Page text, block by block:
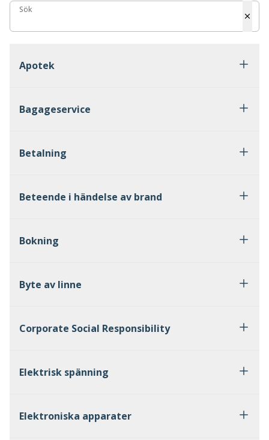
SökSök
Apotek
Bagageservice
Betalning
Beteende i händelse av brand
Bokning
Byte av linne
Corporate Social Responsibility
Elektrisk spänning
Elektroniska apparater